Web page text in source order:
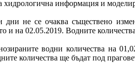
хидрологична информация и
не се очаква съществено
и на 02.05.2019. Водните
водни количества на
количества ще бъдат под